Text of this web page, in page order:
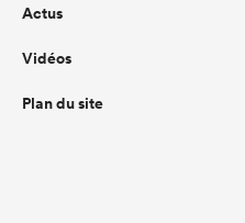
Actus
Vidéos
Plan du site